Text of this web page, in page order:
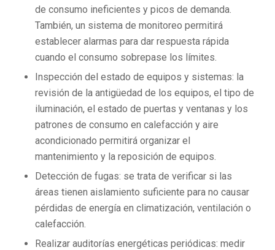
de consumo ineficientes y picos de demanda.
También, un sistema de monitoreo permitirá
establecer alarmas para dar respuesta rápida
cuando el consumo sobrepase los límites.
Inspección del estado de equipos y sistemas: la
revisión de la antigüedad de los equipos, el tipo de
iluminación, el estado de puertas y ventanas y los
patrones de consumo en calefacción y aire
acondicionado permitirá organizar el
mantenimiento y la reposición de equipos.
Detección de fugas: se trata de verificar si las
áreas tienen aislamiento suficiente para no causar
pérdidas de energía en climatización, ventilación o
calefacción.
Realizar auditorías energéticas periódicas: medir